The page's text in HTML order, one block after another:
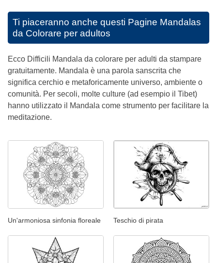
Ti piaceranno anche questi Pagine Mandalas
da Colorare per adultos
Ecco Difficili Mandala da colorare per adulti da stampare
gratuitamente. Mandala è una parola sanscrita che
significa cerchio e metaforicamente universo, ambiente o
comunità. Per secoli, molte culture (ad esempio il Tibet)
hanno utilizzato il Mandala come strumento per facilitare la
meditazione.
Un'armoniosa sinfonia floreale Teschio di pirata